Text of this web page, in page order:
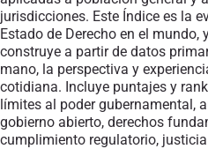
jurisdicciones. Este Índice es la
Estado de Derecho en el
construye a partir de datos
mano, la perspectiva y
cotidiana. Incluye puntajes y
límites al poder gubernamental,
gobierno abierto, derechos
cumplimiento regulatorio,